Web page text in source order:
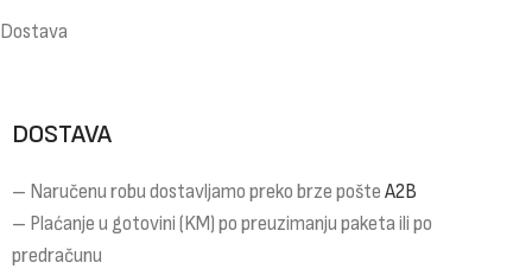
Dostava
DOSTAVA
– Naručenu robu dostavljamo preko brze pošte A2B
– Plaćanje u gotovini (KM) po preuzimanju paketa ili po
predračunu